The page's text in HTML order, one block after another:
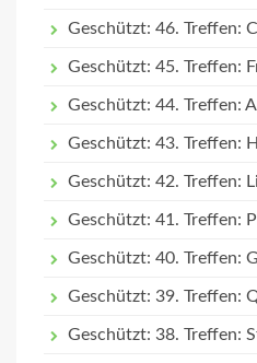
Geschützt: 46. Treffen:
Geschützt: 45. Treffen:
Geschützt: 44. Treffen:
Geschützt: 43. Treffen:
Geschützt: 42. Treffen:
Geschützt: 41. Treffen:
Geschützt: 40. Treffen:
Geschützt: 39. Treffen:
Geschützt: 38. Treffen: